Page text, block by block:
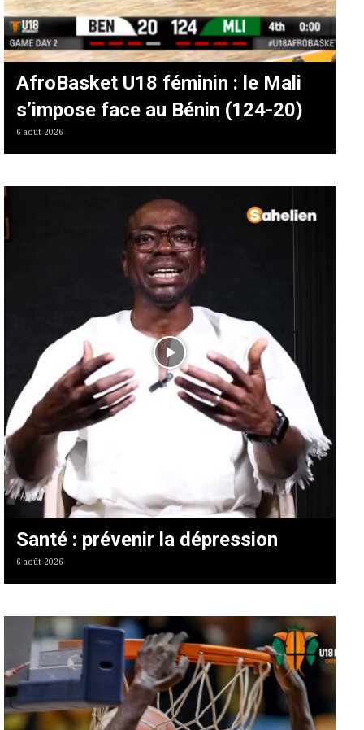
AfroBasket U18 féminin : le Mali
s’impose face au Bénin (124-20)
6 août 2026
Santé : prévenir la dépression
6 août 2026